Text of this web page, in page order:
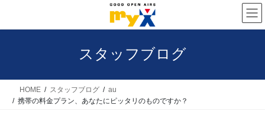
スタッフブログ
HOME スタッフブログ
au
携帯の料金プラン、あなたにピッタリのものですか？